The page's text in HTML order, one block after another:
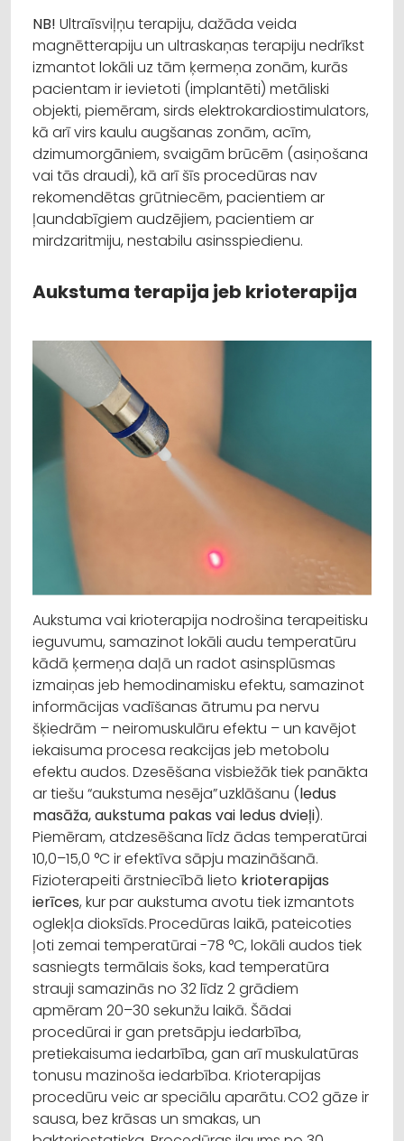
NB! Ultraīsviļņu terapiju, dažāda veida
magnētterapiju un ultraskaņas terapiju nedrīkst
izmantot lokāli uz tām ķermeņa zonām, kurās
pacientam ir ievietoti (implantēti) metāliski
objekti, piemēram, sirds elektrokardiostimulators,
kā arī virs kaulu augšanas zonām, acīm,
dzimumorgāniem, svaigām brūcēm (asiņošana
vai tās draudi), kā arī šīs procedūras nav
rekomendētas grūtniecēm, pacientiem ar
ļaundabīgiem audzējiem, pacientiem ar
mirdzaritmiju, nestabilu asinsspiedienu.
Aukstuma terapija jeb krioterapija
Aukstuma vai krioterapija nodrošina terapeitisku
ieguvumu, samazinot lokāli audu temperatūru
kādā ķermeņa daļā un radot asinsplūsmas
izmaiņas jeb hemodinamisku efektu, samazinot
informācijas vadīšanas ātrumu pa nervu
šķiedrām – neiromuskulāru efektu – un kavējot
iekaisuma procesa reakcijas jeb metobolu
efektu audos. Dzesēšana visbiežāk tiek panākta
ar tiešu “aukstuma nesēja” uzklāšanu (ledus
masāža, aukstuma pakas vai ledus dvieļi).
Piemēram, atdzesēšana līdz ādas temperatūrai
10,0–15,0 °C ir efektīva sāpju mazināšanā.
Fizioterapeiti ārstniecībā lieto krioterapijas
ierīces, kur par aukstuma avotu tiek izmantots
oglekļa dioksīds. Procedūras laikā, pateicoties
ļoti zemai temperatūrai -78 °C, lokāli audos tiek
sasniegts termālais šoks, kad temperatūra
strauji samazinās no 32 līdz 2 grādiem
apmēram 20–30 sekunžu laikā. Šādai
procedūrai ir gan pretsāpju iedarbība,
pretiekaisuma iedarbība, gan arī muskulatūras
tonusu mazinoša iedarbība. Krioterapijas
procedūru veic ar speciālu aparātu. CO2 gāze ir
sausa, bez krāsas un smakas, un